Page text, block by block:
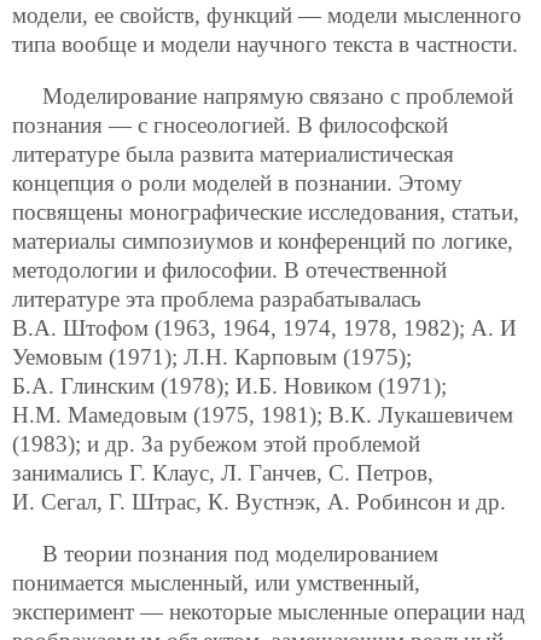
модели, ее свойств, функций — модели мысленного
типа вообще и модели научного текста в частности.
Моделирование напрямую связано с проблемой
познания — с гносеологией. В философской
литературе была развита материалистическая
концепция о роли моделей в познании. Этому
посвящены монографические исследования, статьи,
материалы симпозиумов и конференций по логике,
методологии и философии. В отечественной
литературе эта проблема разрабатывалась
В.А. Штофом (1963, 1964, 1974, 1978, 1982); А. И
Уемовым (1971); Л.Н. Карповым (1975);
Б.А. Глинским (1978); И.Б. Новиком (1971);
Н.М. Мамедовым (1975, 1981); В.К. Лукашевичем
(1983); и др. За рубежом этой проблемой
занимались Г. Клаус, Л. Ганчев, С. Петров,
И. Сегал, Г. Штрас, К. Вустнэк, А. Робинсон и др.
В теории познания под моделированием
понимается мысленный, или умственный,
эксперимент — некоторые мысленные операции над